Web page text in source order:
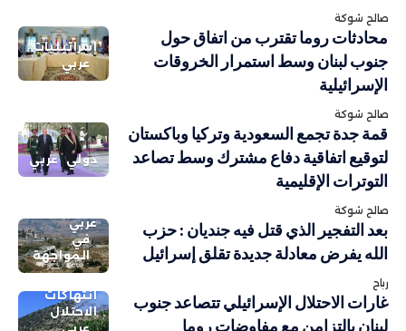
صالح شوكة
إسرائيليات
عربي
محادثات روما تقترب من اتفاق حول
جنوب لبنان وسط استمرار الخروقات
الإسرائيلية
صالح شوكة
دولي عربي
قمة جدة تجمع السعودية وتركيا وباكستان
لتوقيع اتفاقية دفاع مشترك وسط تصاعد
التوترات الإقليمية
صالح شوكة
عربي
في
المواجهة
بعد التفجير الذي قتل فيه جنديان : حزب
الله يفرض معادلة جديدة تقلق إسرائيل
رباح
انتهاكات
الاحتلال
عربي
غارات الاحتلال الإسرائيلي تتصاعد جنوب
لبنان بالتزامن مع مفاوضات روما